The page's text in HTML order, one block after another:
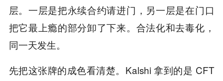
层。一层是把永续合约请进门，另一层是在门口
把它最上瘾的部分卸了下来。合法化和去毒化，
同一天发生。
先把这张牌的成色看清楚。Kalshi 拿到的是 CFT